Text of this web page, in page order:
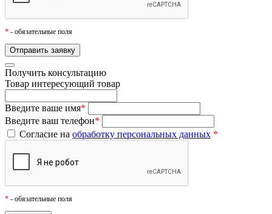
* - обязательные поля
Получить консультацию
Товар интересующий товар
Введите ваше имя*
Введите ваш телефон*
Согласие на обработку персональных данных *
* - обязательные поля